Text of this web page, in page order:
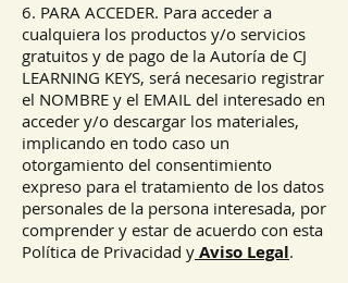
6. PARA ACCEDER. Para acceder a
cualquiera los productos y/o servicios
gratuitos y de pago de la Autoría de CJ
LEARNING KEYS, será necesario registrar
el NOMBRE y el EMAIL del interesado en
acceder y/o descargar los materiales,
implicando en todo caso un
otorgamiento del consentimiento
expreso para el tratamiento de los datos
personales de la persona interesada, por
comprender y estar de acuerdo con esta
Política de Privacidad y Aviso Legal.